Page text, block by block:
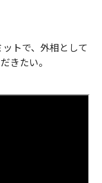
トで、外相として
きたい。